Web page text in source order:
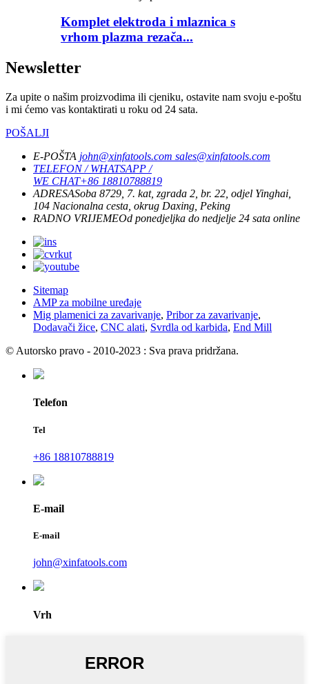
Komplet elektroda i mlaznica s
vrhom plazma rezača...
Newsletter
Za upite o našim proizvodima ili cjeniku, ostavite nam svoju e-poštu
i mi ćemo vas kontaktirati u roku od 24 sata.
POŠALJI
E-POŠTA john@xinfatools.com sales@xinfatools.com
TELEFON / WHATSAPP /
WE CHAT+86 18810788819
ADRESASoba 8729, 7. kat, zgrada 2, br. 22, odjel Yinghai,
104 Nacionalna cesta, okrug Daxing, Peking
RADNO VRIJEMEOd ponedjeljka do nedjelje 24 sata online
Sitemap
AMP za mobilne uređaje
Mig plamenici za zavarivanje, Pribor za zavarivanje,
Dodavači žice, CNC alati, Svrdla od karbida, End Mill
© Autorsko pravo - 2010-2023 : Sva prava pridržana.
Telefon
Tel
+86 18810788819
E-mail
E-mail
john@xinfatools.com
Vrh